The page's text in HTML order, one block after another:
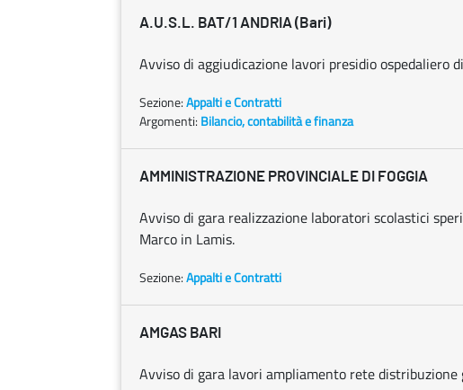
A.U.S.L. BAT/1 ANDRIA (Bari)
Avviso di aggiudicazione lavori presidio ospedaliero
Sezione:Appalti e Contratti
Argomenti: Bilancio, contabilità e finanza
AMMINISTRAZIONE PROVINCIALE DI FOGGIA
Avviso di gara realizzazione laboratori scolastici
Marco in Lamis.
Sezione:Appalti e Contratti
AMGAS BARI
Avviso di gara lavori ampliamento rete distribuzione